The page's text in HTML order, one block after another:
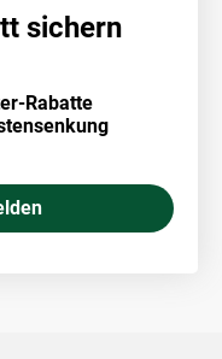
sichern
Rabatte